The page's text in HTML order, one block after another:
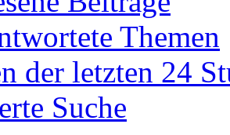
Themen
der letzten 24
Suche